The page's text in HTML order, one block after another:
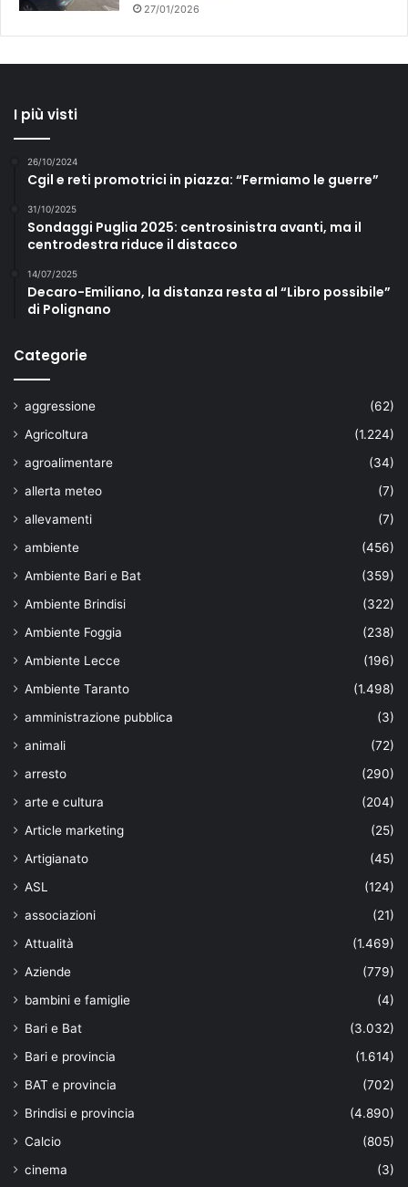
27/01/2026
I più visti
26/10/2024
Cgil e reti promotrici in piazza: “Fermiamo le guerre”
31/10/2025
Sondaggi Puglia 2025: centrosinistra avanti, ma il
centrodestra riduce il distacco
14/07/2025
Decaro-Emiliano, la distanza resta al “Libro possibile”
di Polignano
Categorie
aggressione
(62)
Agricoltura
(1.224)
agroalimentare
(34)
allerta meteo
(7)
allevamenti
(7)
ambiente
(456)
Ambiente Bari e Bat
(359)
Ambiente Brindisi
(322)
Ambiente Foggia
(238)
Ambiente Lecce
(196)
Ambiente Taranto
(1.498)
amministrazione pubblica
(3)
animali
(72)
arresto
(290)
arte e cultura
(204)
Article marketing
(25)
Artigianato
(45)
ASL
(124)
associazioni
(21)
Attualità
(1.469)
Aziende
(779)
bambini e famiglie
(4)
Bari e Bat
(3.032)
Bari e provincia
(1.614)
BAT e provincia
(702)
Brindisi e provincia
(4.890)
Calcio
(805)
cinema
(3)